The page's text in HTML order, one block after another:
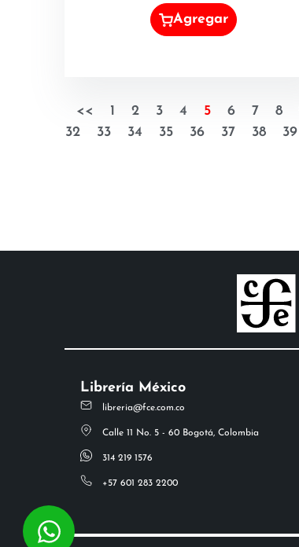
Agregar
<< 1 2 3 4 5 6 7 8
32
33 34 35 36 37 38 39
Librería México
libreria@fce.com.co
Calle 11 No. 5 - 60 Bogotá, Colombia
314 219 1576
+57 601 283 2200